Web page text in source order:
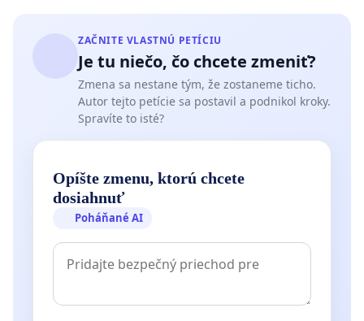
ZAČNITE VLASTNÚ PETÍCIU
Je tu niečo, čo chcete zmeniť?
Zmena sa nestane tým, že zostaneme ticho.
Autor tejto petície sa postavil a podnikol kroky.
Spravíte to isté?
Opíšte zmenu, ktorú chcete
dosiahnuť
Poháňané AI